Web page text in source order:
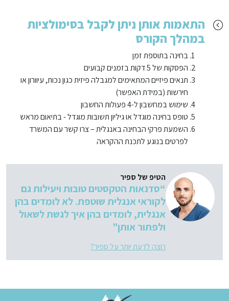
התאמות אותן ניתן לקבל בסימולציות
במהלך הקורס
בחינה בתוספת זמן
הפסקות של 5 דקות בזמנים קבועים
תנאים פיזיים המתאימים למגבלה פיזית כגון נכות, עיוורון או
חירשות (במידת האפשר)
שימוש במחשבון ל-4 פעולות החשבון
טופס בחינה מוגדל או גיליון תשובות מוגדל - בתיאום מראש
השמעת פרקי הבחינה באנגלית – צרו קשר עם המשרד
לפרטים בנוגע לתכנת ההקראה
הטיפ של ספיר
“סדנאות הטקסטים טובות ויעילות גם
לקוראי אנגלית שוטפת. לא לומדים בהן
אנגלית, לומדים בהן איך לגשת לשאול
ולפתור אותן”
רוצה לדעת יותר על ספיר?